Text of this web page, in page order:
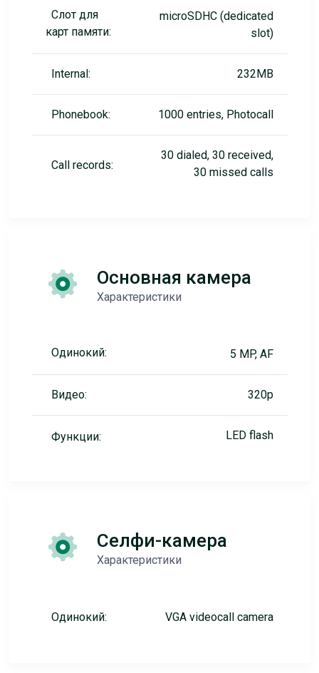
Слот для
карт памяти:
microSDHC (dedicated
slot)
Internal: 232MB
Phonebook: 1000 entries, Photocall
Call records:
30 dialed, 30 received,
30 missed calls
Основная камера
Характеристики
Одинокий: 5 MP, AF
Видео: 320p
Функции: LED flash
Селфи-камера
Характеристики
Одинокий: VGA videocall camera